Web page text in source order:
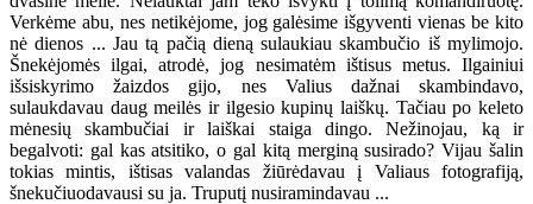
Verkėme abu, nes netikėjome, jog galėsime išgyventi vienas be kito
nė dienos ... Jau tą pačią dieną sulaukiau skambučio iš mylimojo.
Šnekėjomės ilgai, atrodė, jog nesimatėm ištisus metus. Ilgainiui
išsiskyrimo žaizdos gijo, nes Valius dažnai skambindavo,
sulaukdavau daug meilės ir ilgesio kupinų laiškų. Tačiau po keleto
mėnesių skambučiai ir laiškai staiga dingo. Nežinojau, ką ir
begalvoti: gal kas atsitiko, o gal kitą merginą susirado? Vijau šalin
tokias mintis, ištisas valandas žiūrėdavau į Valiaus fotografiją,
šnekučiuodavausi su ja. Truputį nusiramindavau ...